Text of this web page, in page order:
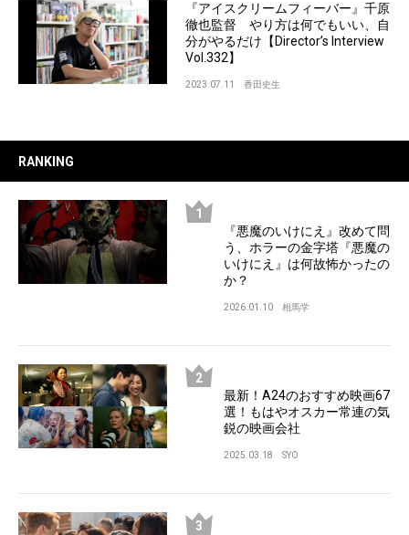
『アイスクリームフィーバー』千原
徹也監督 やり方は何でもいい、自
分がやるだけ【Director’s Interview
Vol.332】
2023.07.11 香田史生
RANKING
『悪魔のいけにえ』改めて問
う、ホラーの金字塔『悪魔の
いけにえ』は何故怖かったの
か？
2026.01.10 相馬学
最新！A24のおすすめ映画67
選！もはやオスカー常連の気
鋭の映画会社
2025.03.18 SYO